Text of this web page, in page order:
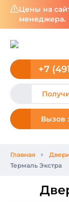
Цены на
менеджера.
+7
Вызов
Главная
Термаль Экстра